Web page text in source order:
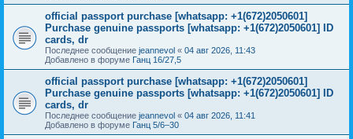
official passport purchase [whatsapp: +1(672)2050601]
Purchase genuine passports [whatsapp: +1(672)2050601] ID
cards, dr
Последнее сообщение jeannevol « 04 авг 2026, 11:43
Добавлено в форуме Ганц 16/27,5
official passport purchase [whatsapp: +1(672)2050601]
Purchase genuine passports [whatsapp: +1(672)2050601] ID
cards, dr
Последнее сообщение jeannevol « 04 авг 2026, 11:41
Добавлено в форуме Ганц 5/6–30